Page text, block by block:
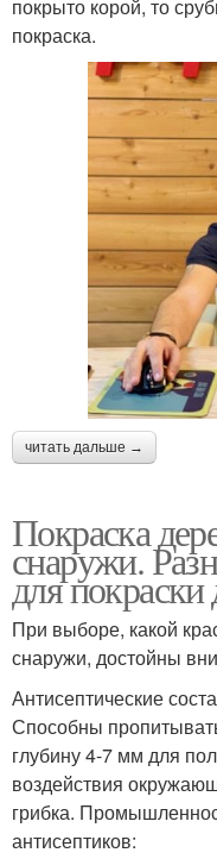
покрыто корой, то
покраска.
читать дальше →
Покраска
снаружи.
для покраски
При выборе, какой
снаружи, достойны
Антисептические
Способны
глубину 4-7 мм для
воздействия
грибка.
антисептиков: